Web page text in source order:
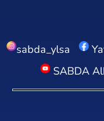
sabda_ylsa
SABDA